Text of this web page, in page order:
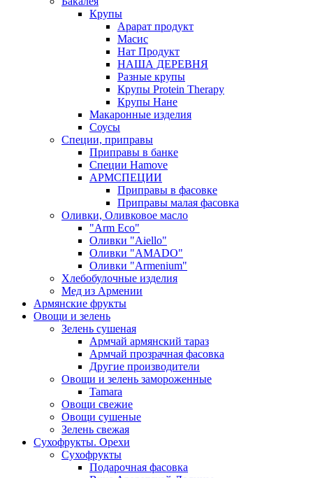
Крупы
Арарат продукт
Масис
Нат Продукт
НАША ДЕРЕВНЯ
Разные крупы
Крупы Protein Therapy
Крупы Нане
Макаронные изделия
Соусы
Специи, приправы
Приправы в банке
Специи Hamove
АРМСПЕЦИИ
Приправы в фасовке
Приправы малая фасовка
Оливки, Оливковое масло
"Arm Eco"
Оливки "Aiello"
Оливки "AMADO"
Оливки "Armenium"
Хлебобулочные изделия
Мед из Армении
Армянские фрукты
Овощи и зелень
Зелень сушеная
Армчай армянский тараз
Армчай прозрачная фасовка
Другие производители
Овощи и зелень замороженные
Tamara
Овощи свежие
Овощи сушеные
Зелень свежая
Сухофрукты. Орехи
Сухофрукты
Подарочная фасовка